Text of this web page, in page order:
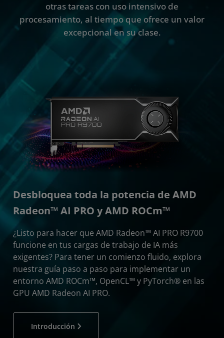
otras tareas con uso intensivo de
procesamiento, al tiempo que ofrece un valor
excepcional en su clase.
Desbloquea toda la potencia de AMD
Radeon™ AI PRO y AMD ROCm™
¿Listo para hacer que AMD Radeon™ AI PRO R9700
funcione en tus cargas de trabajo de IA más
exigentes? Para tener un comienzo fluido, explora
nuestra guía paso a paso para implementar un
entorno AMD ROCm™, OpenCL™ y PyTorch® en las
GPU AMD Radeon AI PRO.
Introducción